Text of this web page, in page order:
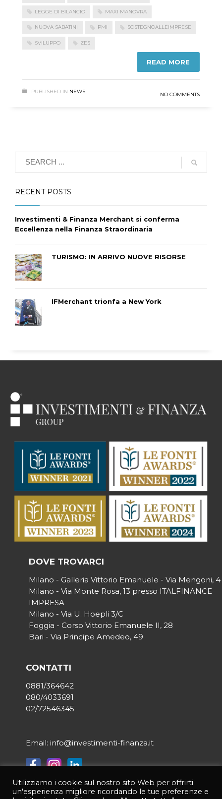
LEGGE DI BILANCIO MAXI MANOVRA
NUOVA SABATINI PMI SOSTEGNOALLEIMPRESE
SVILUPPO ZES
READ MORE
PUBLISHED IN NEWS NO COMMENTS
RECENT POSTS
Investimenti & Finanza Merchant si conferma
Eccellenza nella Finanza Straordinaria
TURISMO: IN ARRIVO NUOVE RISORSE
IFMerchant trionfa a New York
DOVE TROVARCI
Milano - Galleria Vittorio Emanuele - Via Mengoni, 4
Milano - Via Monte Rosa, 13 presso ITALFINANCE
IMPRESA
Milano - Via U. Hoepli 3/C
Foggia - Corso Vittorio Emanuele II, 28
Bari - Via Principe Amedeo, 49
CONTATTI
0881/364642
080/4033691
02/72546345
Email: info@investimenti-finanza.it
© 2021 INVESTIMENTI & FINANZA | Tutti i diritti riservati | P.IVA
Utilizziamo i cookie sul nostro sito Web per offrirti
un'esperienza migliore ricordando le tue preferenze e